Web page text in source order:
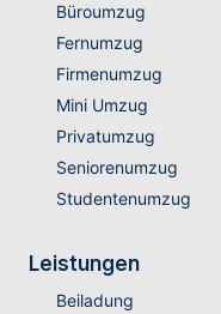
Büroumzug
Fernumzug
Firmenumzug
Mini Umzug
Privatumzug
Seniorenumzug
Studentenumzug
Leistungen
Beiladung